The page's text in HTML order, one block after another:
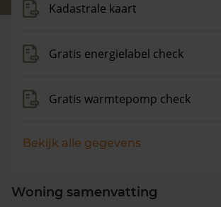
Kadastrale kaart
Gratis energielabel check
Gratis warmtepomp check
Bekijk alle gegevens
Woning samenvatting